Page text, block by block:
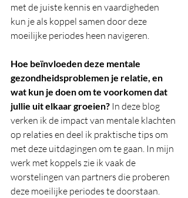
met de juiste kennis en vaardigheden
kun je als koppel samen door deze
moeilijke periodes heen navigeren.
Hoe beïnvloeden deze mentale
gezondheidsproblemen je relatie, en
wat kun je doen om te voorkomen dat
jullie uit elkaar groeien? In deze blog
verken ik de impact van mentale klachten
op relaties en deel ik praktische tips om
met deze uitdagingen om te gaan. In mijn
werk met koppels zie ik vaak de
worstelingen van partners die proberen
deze moeilijke periodes te doorstaan.